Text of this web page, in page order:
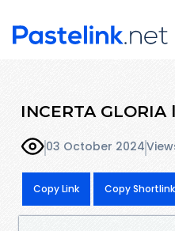
INCERTA
03 October 2024
Copy Link Copy Shortlink